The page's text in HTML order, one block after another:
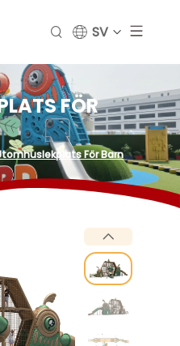
SV
FÖR
För Barn